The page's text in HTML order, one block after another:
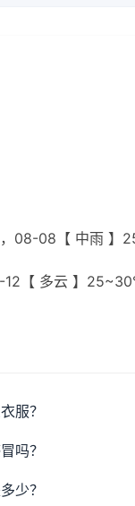
08-08【 中雨 】
【 多云 】
服？
吗？
少？